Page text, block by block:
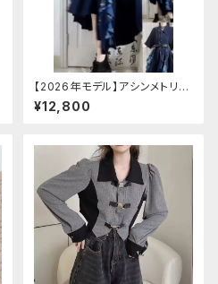
【2026年モデル】アシンメトリー
チャイナ改良ドレス
¥12,800